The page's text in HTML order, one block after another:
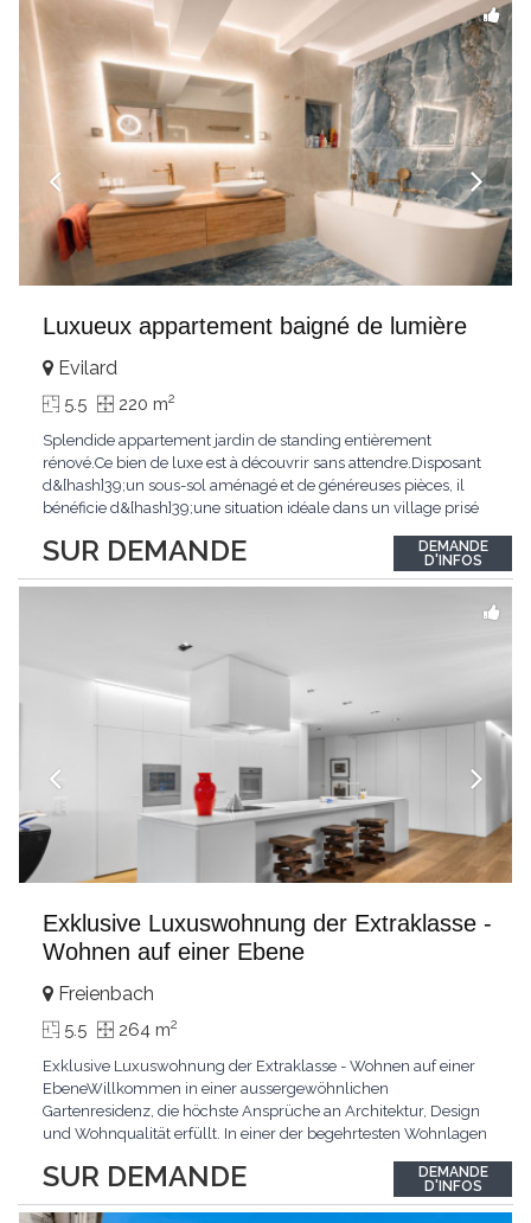
Luxueux appartement baigné de lumière
SUR DEMANDE
Evilard
5.5 220 m2
Splendide appartement jardin de standing entièrement
rénové.Ce bien de luxe est à découvrir sans attendre.Disposant
d&[hash]39;un sous-sol aménagé et de généreuses pièces, il
bénéficie d&[hash]39;une situation idéale dans un village prisé
luminosité hors du commun tout au long de la journée.Points
forts:4 grandes chambresUn...
DEMANDE
D'INFOS
Exklusive Luxuswohnung der Extraklasse -
Wohnen auf einer Ebene
SUR DEMANDE
Freienbach
5.5 264 m2
Exklusive Luxuswohnung der Extraklasse - Wohnen auf einer
EbeneWillkommen in einer aussergewöhnlichen
Gartenresidenz, die höchste Ansprüche an Architektur, Design
und Wohnqualität erfüllt. In einer der begehrtesten Wohnlagen
exklusives Zuhause mit über 230 m² Wohnfläche, das
Grosszügigkeit, Privatsphäre und zeitlose Eleganz auf
DEMANDE
D'INFOS